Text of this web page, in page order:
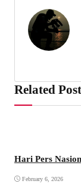
Related
Hari Pers
February 6, 2026